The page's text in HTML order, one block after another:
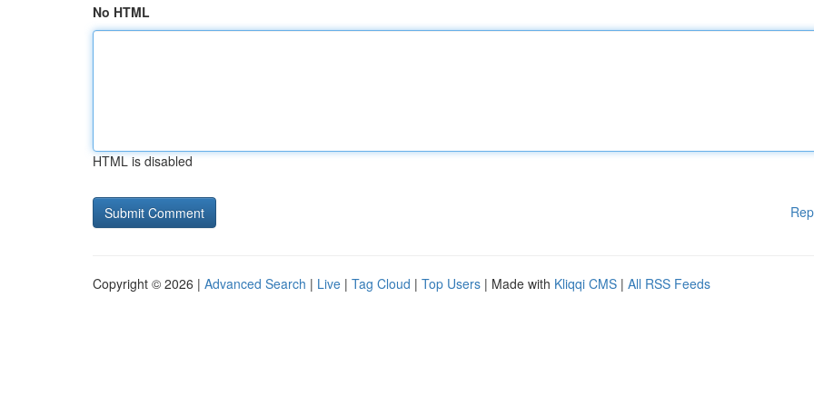
No HTML
HTML is disabled
Copyright © 2026 | Advanced Search | Live | Tag Cloud | Top Users | Made with Kliqqi CMS | All RSS Feeds